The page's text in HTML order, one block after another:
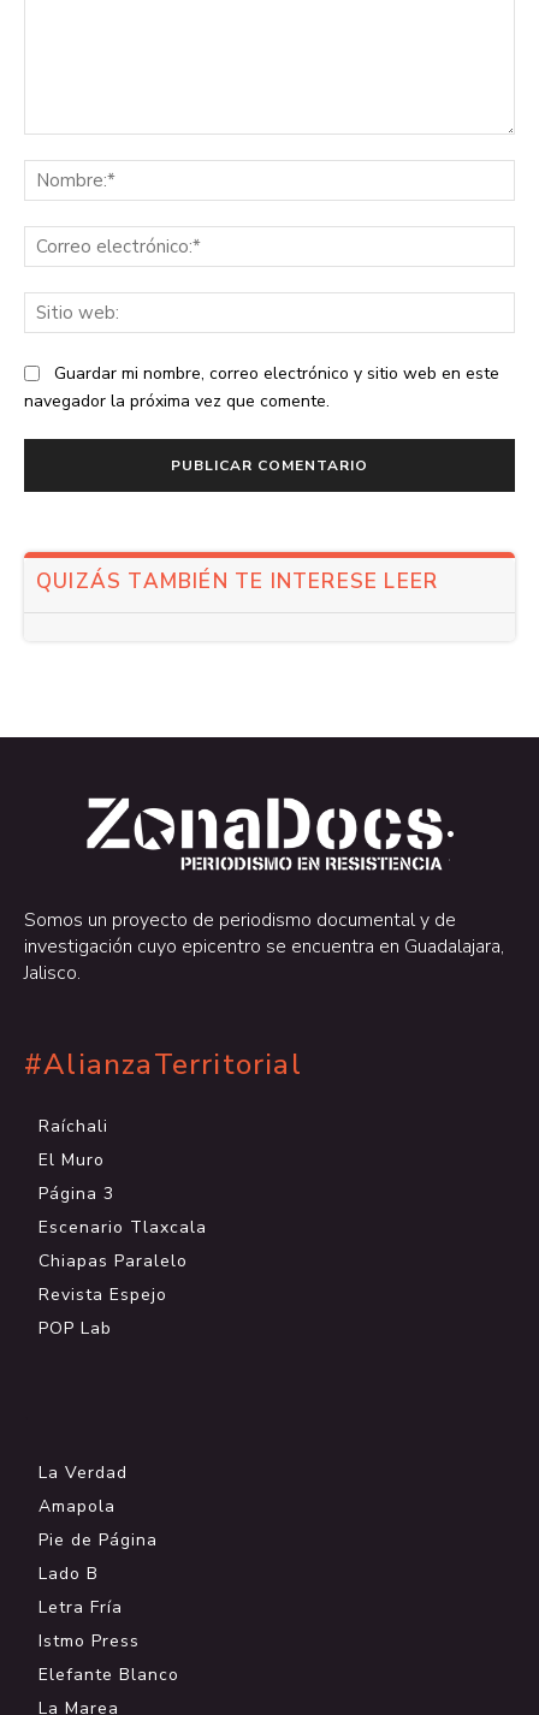
Guardar mi nombre, correo electrónico y sitio web en este
navegador la próxima vez que comente.
QUIZÁS TAMBIÉN TE INTERESE LEER
.
.
Somos un proyecto de periodismo documental y de
investigación cuyo epicentro se encuentra en Guadalajara,
Jalisco.
#AlianzaTerritorial
Raíchali
El Muro
Página 3
Escenario Tlaxcala
Chiapas Paralelo
Revista Espejo
POP Lab
La Verdad
Amapola
Pie de Página
Lado B
Letra Fría
Istmo Press
Elefante Blanco
La Marea